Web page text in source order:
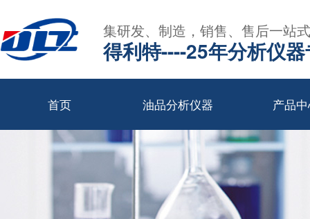
集研发、制造，销售、售后一站
得利特----25年分析仪
首页 油品分析仪器 产品